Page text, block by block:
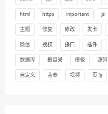
html https important jz
主题 修复 修改 发卡
微信 授权 接口 插件
数据库 根目录 模板 源码
自定义 蓝奏 视频 页面